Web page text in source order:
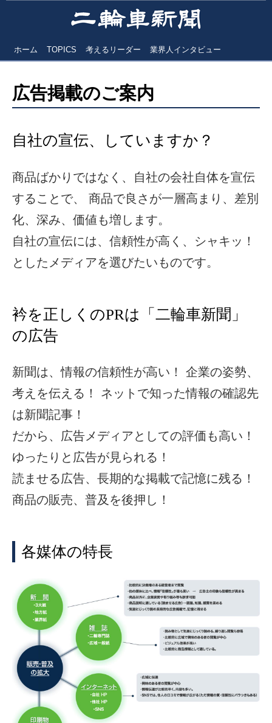
ホーム TOPICS 考えるリーダー 業界人インタビュー
広告掲載のご案内
自社の宣伝、していますか？
商品ばかりではなく、自社の会社自体を宣伝
することで、 商品で良さが一層高まり、差別
化、深み、価値も増します。
自社の宣伝には、信頼性が高く、シャキッ！
としたメディアを選びたいものです。
衿を正しくのPRは「二輪車新聞」
の広告
新聞は、情報の信頼性が高い！ 企業の姿勢、
考えを伝える！ ネットで知った情報の確認先
は新聞記事！
だから、広告メディアとしての評価も高い！
ゆったりと広告が見られる！
読ませる広告、長期的な掲載で記憶に残る！
商品の販売、普及を後押し！
各媒体の特長